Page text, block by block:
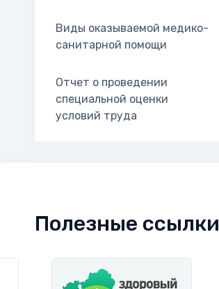
Виды оказываемой медико-
санитарной помощи
Отчет о проведении
специальной оценки
условий труда
Полезные ссылки